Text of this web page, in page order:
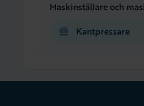
Maskinställare och
Kantpressare